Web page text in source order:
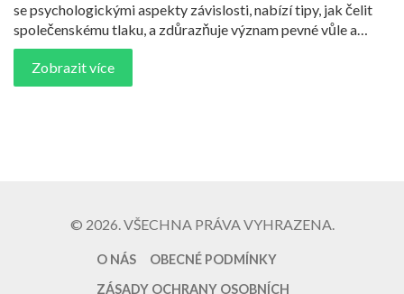
se psychologickými aspekty závislosti, nabízí tipy, jak čelit
společenskému tlaku, a zdůrazňuje význam pevné vůle a
podpory blízkých ve snaze přestat pít.
Zobrazit více
© 2026. VŠECHNA PRÁVA VYHRAZENA.
O NÁS
OBECNÉ PODMÍNKY
ZÁSADY OCHRANY OSOBNÍCH